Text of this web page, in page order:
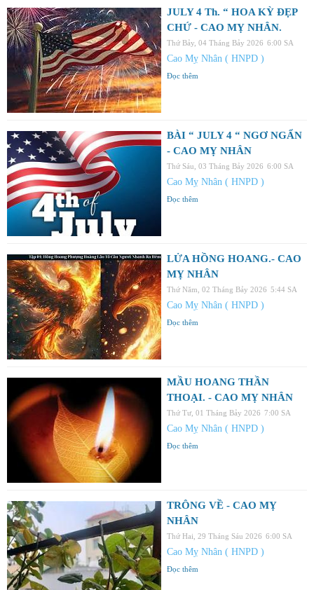
JULY 4 Th. “ HOA KỲ ĐẸP
CHỨ - CAO MỴ NHÂN.
Thứ Bảy, 04 Tháng Bảy 2026 6:00 SA
Cao Mỵ Nhân ( HNPD )
Đọc thêm
BÀI “ JULY 4 “ NGƠ NGẨN
- CAO MỴ NHÂN
Thứ Sáu, 03 Tháng Bảy 2026 6:00 SA
Cao Mỵ Nhân ( HNPD )
Đọc thêm
LỬA HỒNG HOANG.- CAO
MỴ NHÂN
Thứ Năm, 02 Tháng Bảy 2026 5:44 SA
Cao Mỵ Nhân ( HNPD )
Đọc thêm
MẦU HOANG THẦN
THOẠI. - CAO MỴ NHÂN
Thứ Tư, 01 Tháng Bảy 2026 7:00 SA
Cao Mỵ Nhân ( HNPD )
Đọc thêm
TRÔNG VỀ - CAO MỴ
NHÂN
Thứ Hai, 29 Tháng Sáu 2026 6:00 SA
Cao Mỵ Nhân ( HNPD )
Đọc thêm